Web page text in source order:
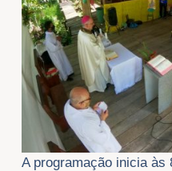
A programação inicia às